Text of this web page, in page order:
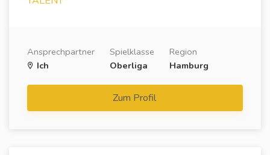
Ansprechpartner
Ich
Spielklasse
Oberliga
Region
Hamburg
Zum Profil